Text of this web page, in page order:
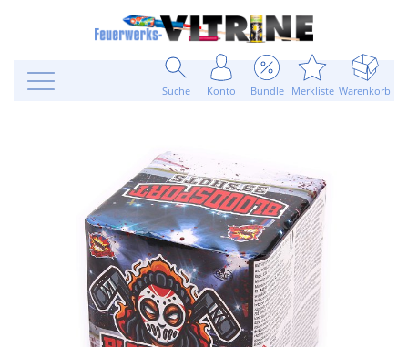
Suche Konto Bundle Merkliste Warenkorb